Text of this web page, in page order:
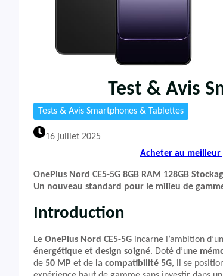
Test & Avis
Tests & Avis Smartphones & Tablettes
16 juillet 2025
Acheter au meilleur
OnePlus Nord CE5-5G 8GB RAM 128GB
Un nouveau standard pour le milieu de
Introduction
Le OnePlus Nord CE5-5G incarne l’ambition
énergétique et design soigné. Doté d’une
de 50 MP et de la compatibilité 5G, il se